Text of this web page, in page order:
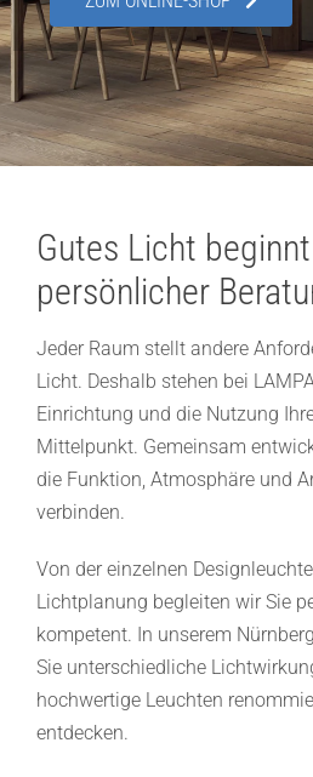
Showroom
Über uns
Kontakt
Gutes Licht
persönlicher
Jeder Raum stellt andere
Licht. Deshalb stehen bei
Einrichtung und die Nutzung
Mittelpunkt. Gemeinsam
die Funktion, Atmosphäre und
verbinden.
Von der einzelnen
Lichtplanung begleiten wir Sie
kompetent. In unserem
Sie unterschiedliche
hochwertige Leuchten
entdecken.